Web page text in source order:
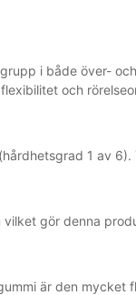
i både över-
och
1 av
gör denna
är den